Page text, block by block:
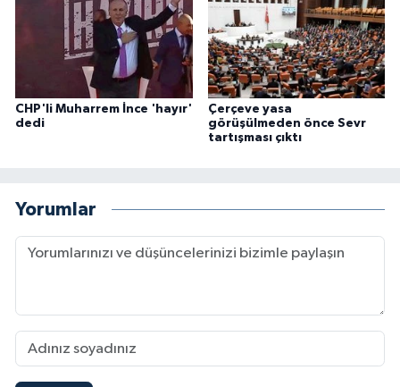
CHP'li Muharrem İnce 'hayır'
dedi
Çerçeve yasa
görüşülmeden önce Sevr
tartışması çıktı
Yorumlar